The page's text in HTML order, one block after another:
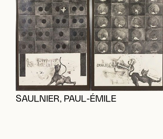
SAULNIER, PAUL-ÉMILE